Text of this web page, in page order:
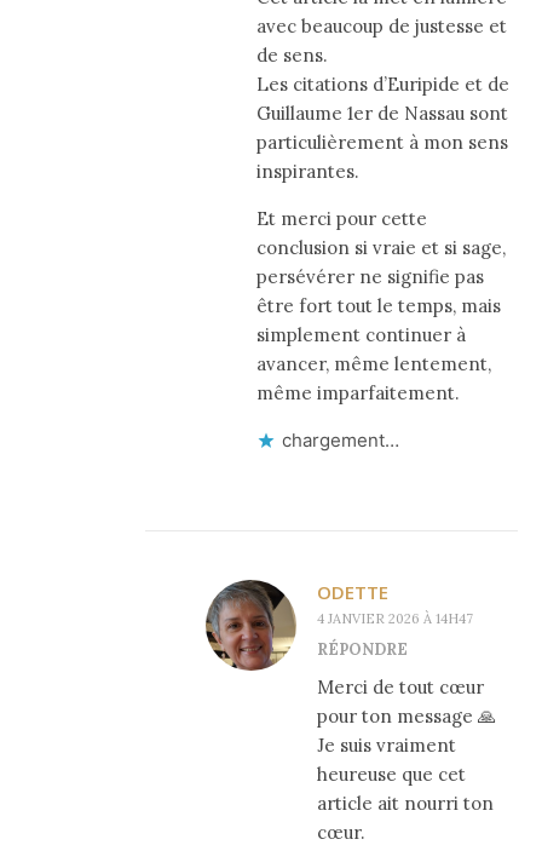
avec beaucoup de justesse et
de sens.
Les citations d’Euripide et de
Guillaume 1er de Nassau sont
particulièrement à mon sens
inspirantes.
Et merci pour cette
conclusion si vraie et si sage,
persévérer ne signifie pas
être fort tout le temps, mais
simplement continuer à
avancer, même lentement,
même imparfaitement.
chargement…
ODETTE
4 JANVIER 2026 À 14H47
RÉPONDRE
Merci de tout cœur
pour ton message 🙏
Je suis vraiment
heureuse que cet
article ait nourri ton
cœur.